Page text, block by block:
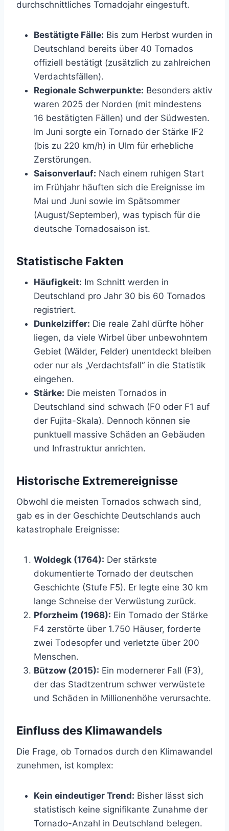
durchschnittliches Tornadojahr eingestuft.
Bestätigte Fälle: Bis zum Herbst wurden in
Deutschland bereits über 40 Tornados
offiziell bestätigt (zusätzlich zu zahlreichen
Verdachtsfällen).
Regionale Schwerpunkte: Besonders aktiv
waren 2025 der Norden (mit mindestens
16 bestätigten Fällen) und der Südwesten.
Im Juni sorgte ein Tornado der Stärke IF2
(bis zu 220 km/h) in Ulm für erhebliche
Zerstörungen.
Saisonverlauf: Nach einem ruhigen Start
im Frühjahr häuften sich die Ereignisse im
Mai und Juni sowie im Spätsommer
(August/September), was typisch für die
deutsche Tornadosaison ist.
Statistische Fakten
Häufigkeit: Im Schnitt werden in
Deutschland pro Jahr 30 bis 60 Tornados
registriert.
Dunkelziffer: Die reale Zahl dürfte höher
liegen, da viele Wirbel über unbewohntem
Gebiet (Wälder, Felder) unentdeckt bleiben
oder nur als „Verdachtsfall“ in die Statistik
eingehen.
Stärke: Die meisten Tornados in
Deutschland sind schwach (F0 oder F1 auf
der Fujita-Skala). Dennoch können sie
punktuell massive Schäden an Gebäuden
und Infrastruktur anrichten.
Historische Extremereignisse
Obwohl die meisten Tornados schwach sind,
gab es in der Geschichte Deutschlands auch
katastrophale Ereignisse:
Woldegk (1764): Der stärkste
dokumentierte Tornado der deutschen
Geschichte (Stufe F5). Er legte eine 30 km
lange Schneise der Verwüstung zurück.
Pforzheim (1968): Ein Tornado der Stärke
F4 zerstörte über 1.750 Häuser, forderte
zwei Todesopfer und verletzte über 200
Menschen.
Bützow (2015): Ein modernerer Fall (F3),
der das Stadtzentrum schwer verwüstete
und Schäden in Millionenhöhe verursachte.
Einfluss des Klimawandels
Die Frage, ob Tornados durch den Klimawandel
zunehmen, ist komplex:
Kein eindeutiger Trend: Bisher lässt sich
statistisch keine signifikante Zunahme der
Tornado-Anzahl in Deutschland belegen.